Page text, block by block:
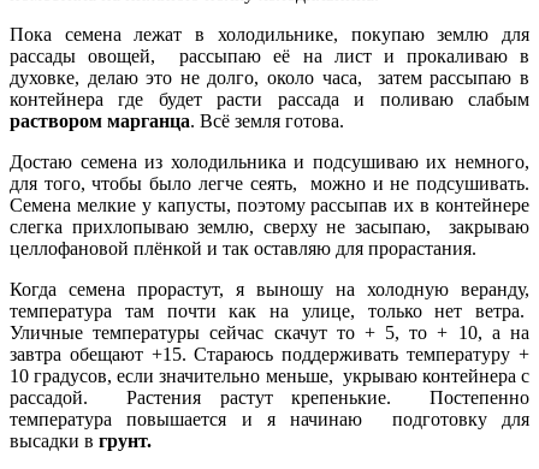
Пока семена лежат в холодильнике, покупаю землю для
рассады овощей, рассыпаю её на лист и прокаливаю в
духовке, делаю это не долго, около часа, затем рассыпаю в
контейнера где будет расти рассада и поливаю слабым
раствором марганца. Всё земля готова.
Достаю семена из холодильника и подсушиваю их немного,
для того, чтобы было легче сеять, можно и не подсушивать.
Семена мелкие у капусты, поэтому рассыпав их в контейнере
слегка прихлопываю землю, сверху не засыпаю, закрываю
целлофановой плёнкой и так оставляю для прорастания.
Когда семена прорастут, я выношу на холодную веранду,
температура там почти как на улице, только нет ветра.
Уличные температуры сейчас скачут то + 5, то + 10, а на
завтра обещают +15. Стараюсь поддерживать температуру +
10 градусов, если значительно меньше, укрываю контейнера с
рассадой. Растения растут крепенькие. Постепенно
температура повышается и я начинаю подготовку для
высадки в грунт.